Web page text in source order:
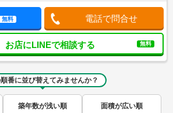
無料 電話で問合せ
お店にLINEで相談する 無料
番に並び替えてみませんか？
築年数が浅い順 面積が広い順